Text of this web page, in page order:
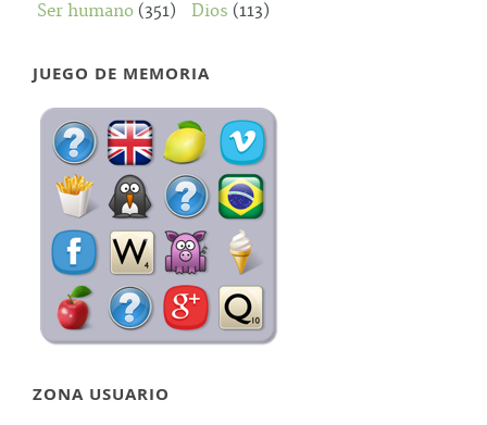
Ser humano (351) Dios (113)
JUEGO DE MEMORIA
ZONA USUARIO